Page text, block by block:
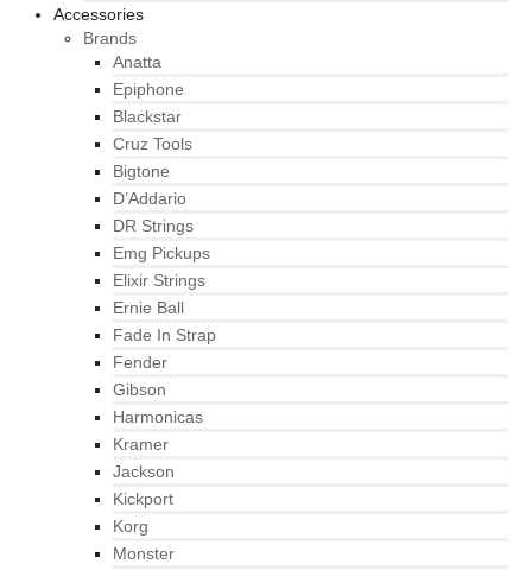
Accessories
Brands
Anatta
Epiphone
Blackstar
Cruz Tools
Bigtone
D’Addario
DR Strings
Emg Pickups
Elixir Strings
Ernie Ball
Fade In Strap
Fender
Gibson
Harmonicas
Kramer
Jackson
Kickport
Korg
Monster